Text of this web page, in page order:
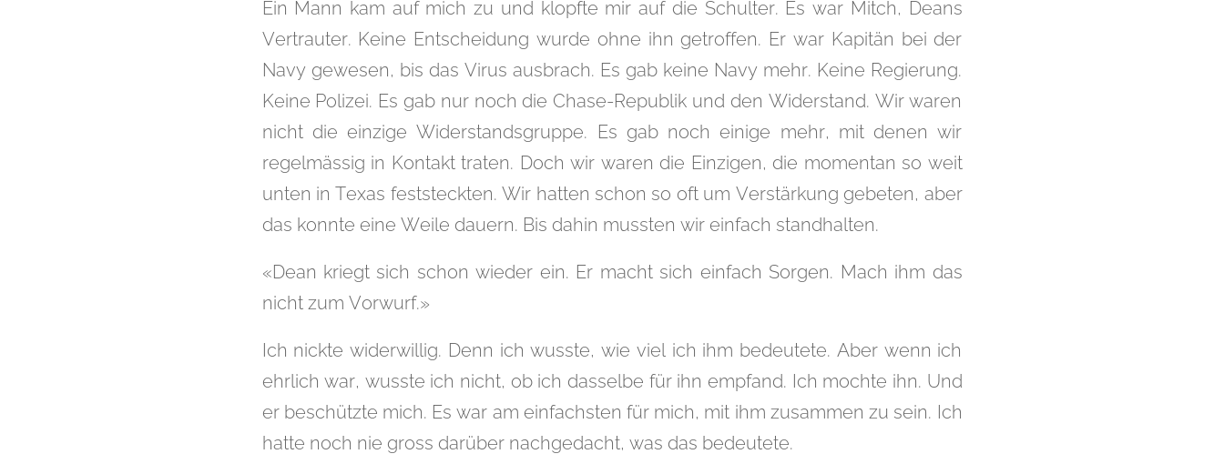
Ein Mann kam auf mich zu und klopfte mir auf die Schulter. Es war Mitch, Deans
Vertrauter. Keine Entscheidung wurde ohne ihn getroffen. Er war Kapitän bei der
Navy gewesen, bis das Virus ausbrach. Es gab keine Navy mehr. Keine Regierung.
Keine Polizei. Es gab nur noch die Chase-Republik und den Widerstand. Wir waren
nicht die einzige Widerstandsgruppe. Es gab noch einige mehr, mit denen wir
regelmässig in Kontakt traten. Doch wir waren die Einzigen, die momentan so weit
unten in Texas feststeckten. Wir hatten schon so oft um Verstärkung gebeten, aber
das konnte eine Weile dauern. Bis dahin mussten wir einfach standhalten.
«Dean kriegt sich schon wieder ein. Er macht sich einfach Sorgen. Mach ihm das
nicht zum Vorwurf.»
Ich nickte widerwillig. Denn ich wusste, wie viel ich ihm bedeutete. Aber wenn ich
ehrlich war, wusste ich nicht, ob ich dasselbe für ihn empfand. Ich mochte ihn. Und
er beschützte mich. Es war am einfachsten für mich, mit ihm zusammen zu sein. Ich
hatte noch nie gross darüber nachgedacht, was das bedeutete.